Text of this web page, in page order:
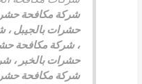
شركة مكافحة
حشرات بالجيبل ،
،شركة مكافحة
حشرات بالخبر ،
شركة مكافحة